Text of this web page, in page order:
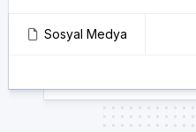
Sosyal Medya